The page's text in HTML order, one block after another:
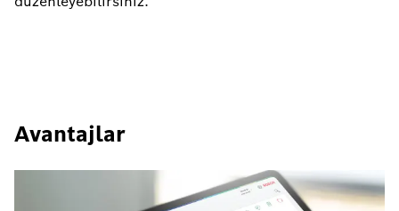
Avantajlar